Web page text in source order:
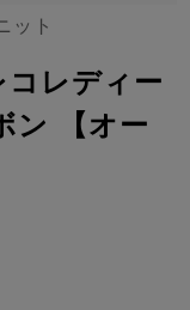
新着商品
かぶ
ット
レディー
ン 【オー